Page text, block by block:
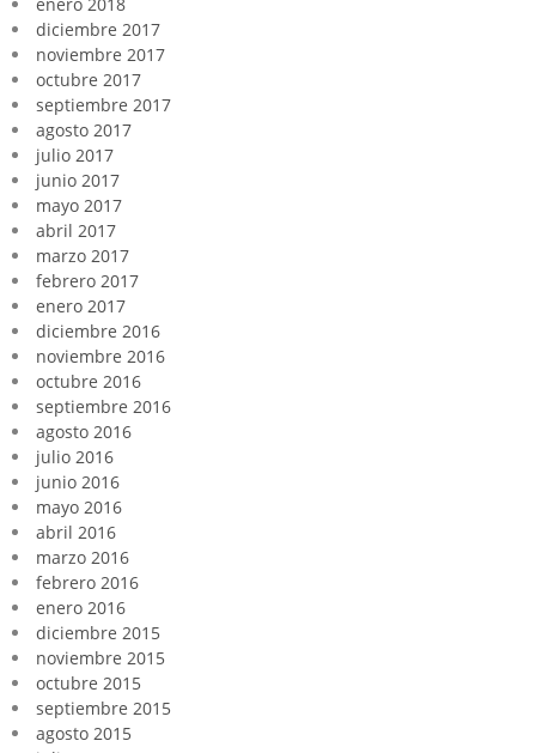
diciembre 2017
noviembre 2017
octubre 2017
septiembre 2017
agosto 2017
julio 2017
junio 2017
mayo 2017
abril 2017
marzo 2017
febrero 2017
enero 2017
diciembre 2016
noviembre 2016
octubre 2016
septiembre 2016
agosto 2016
julio 2016
junio 2016
mayo 2016
abril 2016
marzo 2016
febrero 2016
enero 2016
diciembre 2015
noviembre 2015
octubre 2015
septiembre 2015
agosto 2015